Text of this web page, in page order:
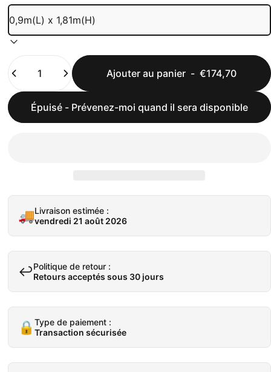
Ajouter au panier- €174,70
Épuisé - Prévenez-moi quand il sera disponible
🚚Livraison estimée :
vendredi 21 août 2026
↩️Politique de retour :
Retours acceptés sous 30 jours
🔒 Type de paiement :
Transaction sécurisée